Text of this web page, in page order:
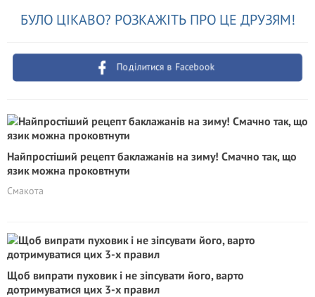
БУЛО ЦІКАВО? РОЗКАЖІТЬ ПРО ЦЕ ДРУЗЯМ!
Поділитися в Facebook
Найпростіший рецепт баклажанів на зиму! Смачно так, що
язик можна проковтнути
Смакота
Щоб випрати пуховик і не зіпсувати його, варто
дотримуватися цих 3-х правил